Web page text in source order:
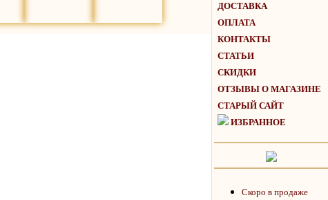
ДОСТАВКА
ОПЛАТА
КОНТАКТЫ
СТАТЬИ
СКИДКИ
ОТЗЫВЫ О МАГАЗИНЕ
СТАРЫЙ САЙТ
ИЗБРАННОЕ
Скоро в продаже